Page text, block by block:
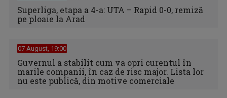
Superliga, etapa a 4-a: UTA – Rapid 0-0, remiză
pe ploaie la Arad
07 August, 19:00
Guvernul a stabilit cum va opri curentul în
marile companii, în caz de risc major. Lista lor
nu este publică, din motive comerciale